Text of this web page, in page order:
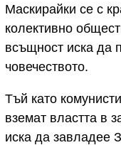
Маскирайки се с
колективно
всъщност иска да
човечеството.
Тъй като
вземат властта в
иска да завладее